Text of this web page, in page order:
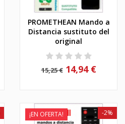
PROMETHEAN Mando a
Distancia sustituto del
original
15,25 € 14,94 €
¡EN OFERTA! -2%